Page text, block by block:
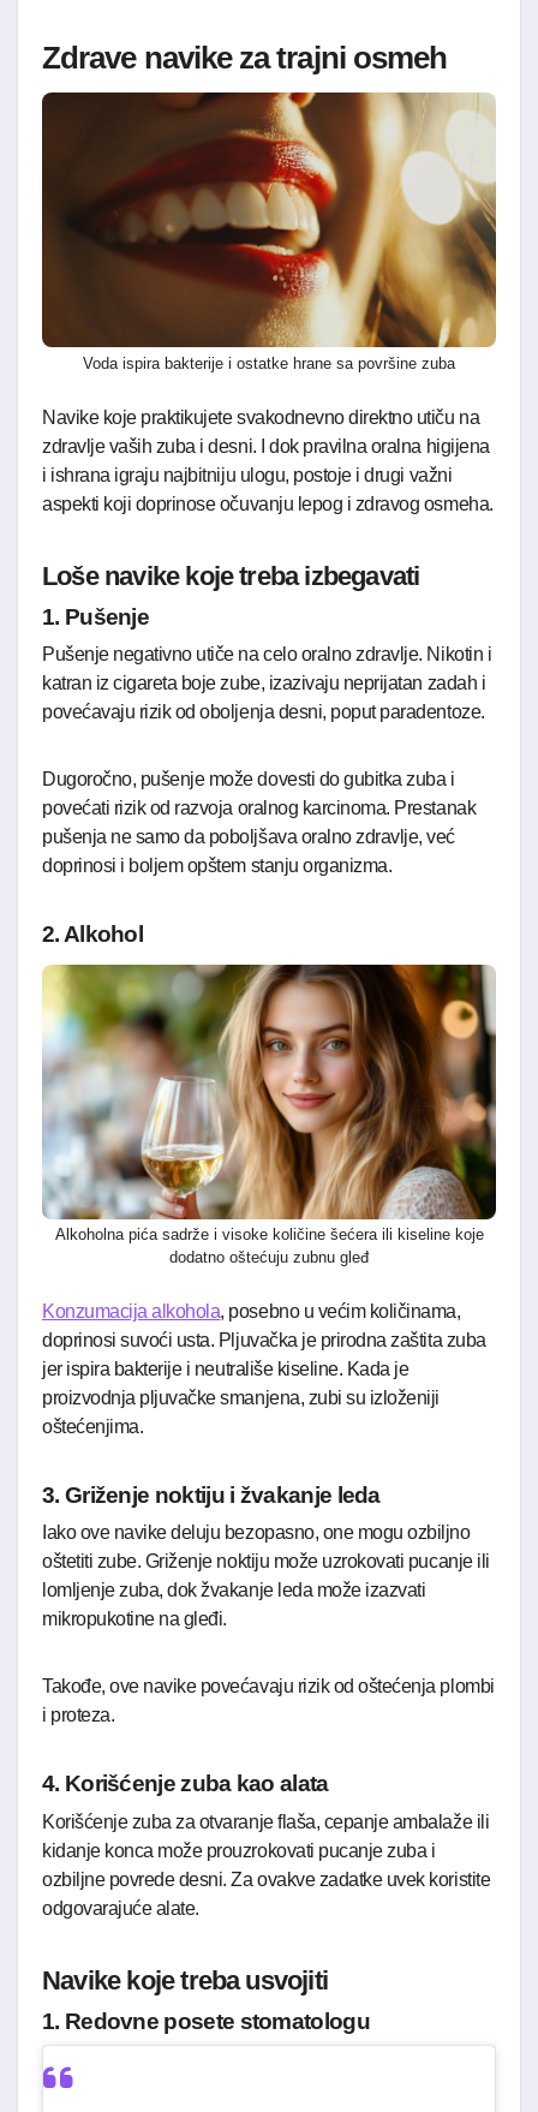
Zdrave navike za trajni osmeh
Voda ispira bakterije i ostatke hrane sa površine zuba
Navike koje praktikujete svakodnevno direktno utiču na
zdravlje vaših zuba i desni. I dok pravilna oralna higijena
i ishrana igraju najbitniju ulogu, postoje i drugi važni
aspekti koji doprinose očuvanju lepog i zdravog osmeha.
Loše navike koje treba izbegavati
1. Pušenje
Pušenje negativno utiče na celo oralno zdravlje. Nikotin i
katran iz cigareta boje zube, izazivaju neprijatan zadah i
povećavaju rizik od oboljenja desni, poput paradentoze.
Dugoročno, pušenje može dovesti do gubitka zuba i
povećati rizik od razvoja oralnog karcinoma. Prestanak
pušenja ne samo da poboljšava oralno zdravlje, već
doprinosi i boljem opštem stanju organizma.
2. Alkohol
Alkoholna pića sadrže i visoke količine šećera ili kiseline koje
dodatno oštećuju zubnu gleđ
Konzumacija alkohola, posebno u većim količinama,
doprinosi suvoći usta. Pljuvačka je prirodna zaštita zuba
jer ispira bakterije i neutrališe kiseline. Kada je
proizvodnja pljuvačke smanjena, zubi su izloženiji
oštećenjima.
3. Griženje noktiju i žvakanje leda
Iako ove navike deluju bezopasno, one mogu ozbiljno
oštetiti zube. Griženje noktiju može uzrokovati pucanje ili
lomljenje zuba, dok žvakanje leda može izazvati
mikropukotine na gleđi.
Takođe, ove navike povećavaju rizik od oštećenja plombi
i proteza.
4. Korišćenje zuba kao alata
Korišćenje zuba za otvaranje flaša, cepanje ambalaže ili
kidanje konca može prouzrokovati pucanje zuba i
ozbiljne povrede desni. Za ovakve zadatke uvek koristite
odgovarajuće alate.
Navike koje treba usvojiti
1. Redovne posete stomatologu